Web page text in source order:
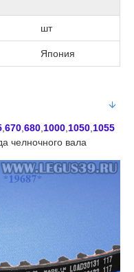
шт
Япония
670 680 1000 1050 1055
челночного вала